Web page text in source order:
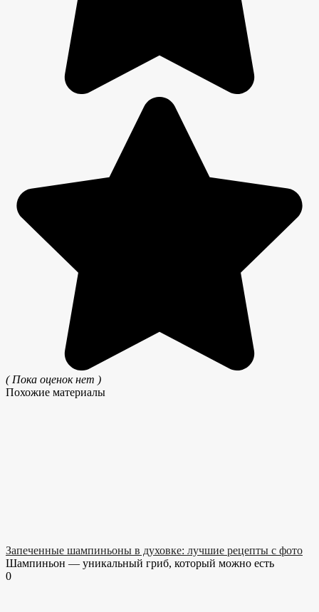
( Пока оценок нет )
Похожие материалы
Запеченные шампиньоны в духовке: лучшие рецепты с фото
Шампиньон — уникальный гриб, который можно есть
0